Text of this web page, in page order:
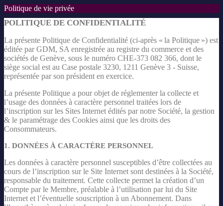
Politique de vie privée
POLITIQUE DE CONFIDENTIALITÉ
La présente Politique de Confidentialité (ci-après « la Politique ») est
éditée par GDM, SA enregistrée au registre du commerce et des
sociétés de Genève, sous le numéro CHE-373 082 366, dont le
siège social est au Case postale 3230, 1211 Genève 3 - Suisse,
représentée par son président en exercice.
La présente Politique a pour objet de réglementer la collecte et
l’usage des données à caractère personnel traitées lors de
l’inscription sur les Sites Internet édités par notre Société, la gestion
& le paramétrage des Cookies ainsi que les droits des
Consommateurs.
1. DONNÉES À CARACTÈRE PERSONNEL
Les données à caractère personnel susceptibles d’être collectées au
cours de l’inscription sur le Site Internet sont destinées à la Société,
responsable du traitement. Cette collecte permet la création d’un
Compte par le Membre, préalable à l’utilisation par lui du Site
Internet et l’éventuelle souscription à un Abonnement. Dans